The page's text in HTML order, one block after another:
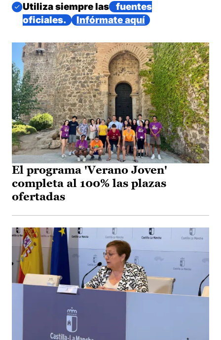
Imagen
Utiliza siempre las
fuentes
oficiales.
Infórmate aquí
El programa 'Verano Joven'
completa al 100% las plazas
ofertadas